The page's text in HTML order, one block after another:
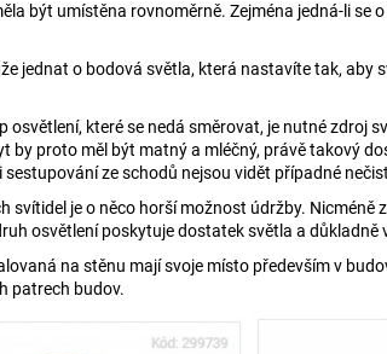
být umístěna rovnoměrně. Zejména jedná-li se
jednat o bodová světla, která nastavíte tak, aby
osvětlení, které se nedá směrovat, je nutné zdroj
by proto měl být matný a mléčný, právě takový
sestupování ze schodů nejsou vidět případné
svítidel je o něco horší možnost údržby. Nicméně
osvětlení poskytuje dostatek světla a důkladně
na stěnu mají svoje místo především v
patrech budov.